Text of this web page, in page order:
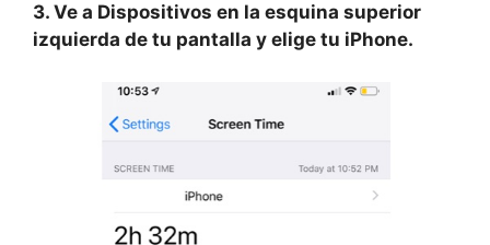
3. Ve a Dispositivos en la esquina superior
izquierda de tu pantalla y elige tu iPhone.